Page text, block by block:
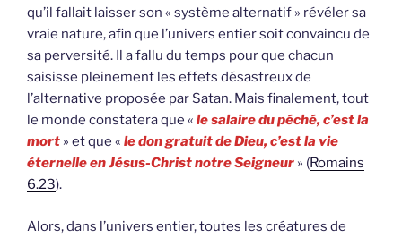
qu’il fallait laisser son « système alternatif » révéler sa
vraie nature, afin que l’univers entier soit convaincu de
sa perversité. Il a fallu du temps pour que chacun
saisisse pleinement les effets désastreux de
l’alternative proposée par Satan. Mais finalement, tout
le monde constatera que « le salaire du péché, c’est la
mort » et que « le don gratuit de Dieu, c’est la vie
éternelle en Jésus-Christ notre Seigneur » (Romains
6.23).
Alors, dans l’univers entier, toutes les créatures de